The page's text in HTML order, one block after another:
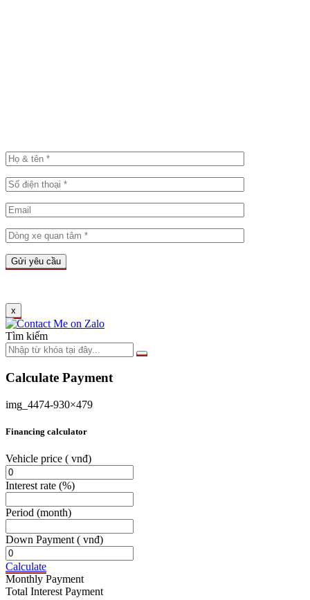
x
Tìm kiếm
Calculate Payment
img_4474-930×479
Financing calculator
Vehicle price ( vnđ)
Interest rate (%)
Period (month)
Down Payment ( vnđ)
Calculate
Monthly Payment
Total Interest Payment